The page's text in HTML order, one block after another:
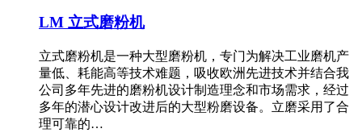
LM 立式磨粉机
立式磨粉机是一种大型磨粉机，专门为解决工业磨机产
量低、耗能高等技术难题，吸收欧洲先进技术并结合我
公司多年先进的磨粉机设计制造理念和市场需求，经过
多年的潜心设计改进后的大型粉磨设备。立磨采用了合
理可靠的…